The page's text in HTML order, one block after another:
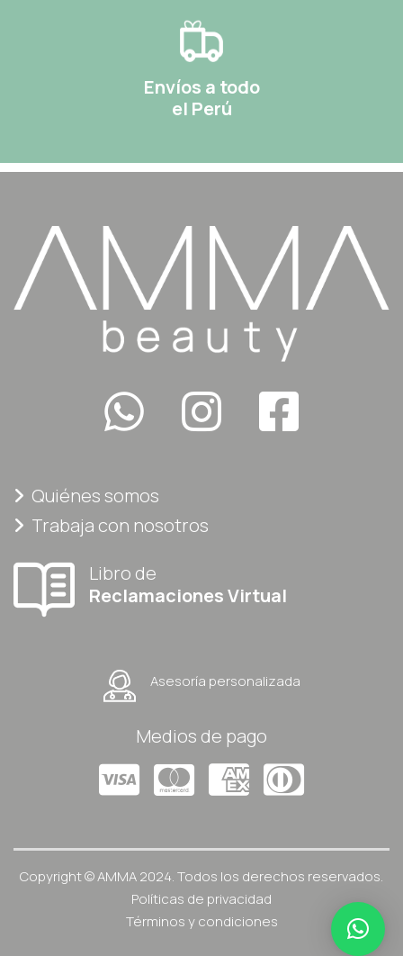
Envíos a todo
el Perú
Quiénes somos
Trabaja con nosotros
Libro de
Reclamaciones Virtual
Asesoría personalizada
Medios de pago
Copyright © AMMA 2024. Todos los derechos reservados.
Políticas de privacidad
Términos y condiciones